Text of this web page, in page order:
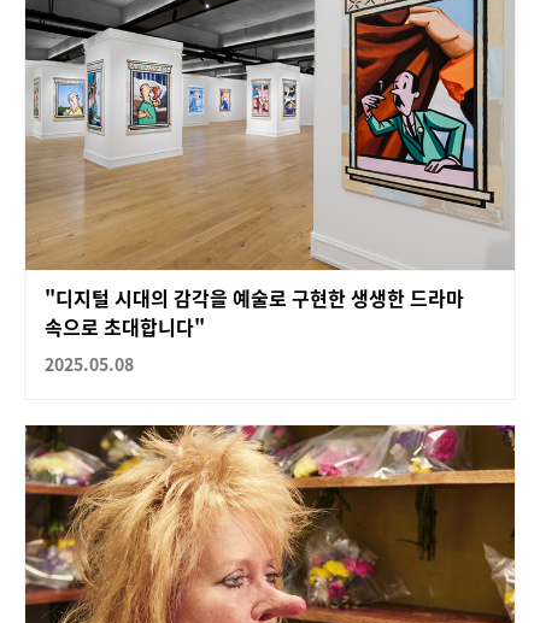
"디지털 시대의 감각을 예술로 구현한 생생한 드라마
속으로 초대합니다"
2025.05.08